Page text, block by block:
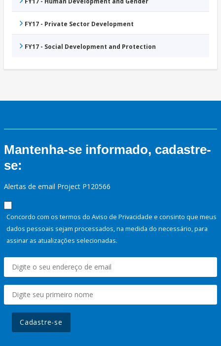
FY17 - Private Sector Development
FY17 - Social Development and Protection
Mantenha-se informado, cadastre-
se:
Alertas de email Project P120566
Concordo com os termos do Aviso de Privacidade e consinto que meus
dados pessoais sejam processados, na medida do necessário, para
assinar as atualizações selecionadas.
Cadastre-se